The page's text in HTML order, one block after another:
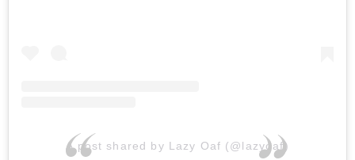
A post shared by Lazy Oaf (@lazyoaf)